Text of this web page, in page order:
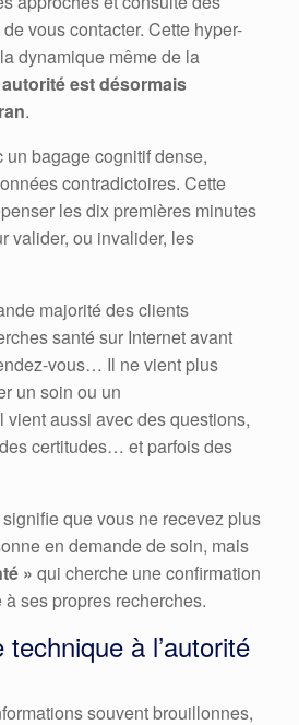
vous contacter. Cette hyper-
dynamique même de la
est désormais
.
un bagage cognitif dense,
contradictoires. Cette
les dix premières minutes
valider, ou invalider, les
majorité des clients
santé sur Internet avant
vous… Il ne vient plus
un soin ou un
vient aussi avec des questions,
certitudes… et parfois des
que vous ne recevez plus
en demande de soin, mais
» qui cherche une confirmation
ses propres recherches.
technique à l’autorité
souvent brouillonnes,